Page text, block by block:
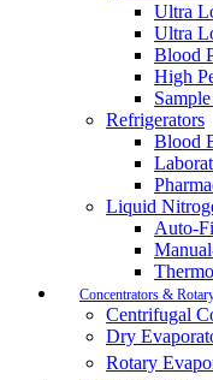
Ultra
Ultra
Blood
High
Refrigerators
Blood
Liquid
Auto-
Concentrators &
Centrifugal
Dry
Rotary